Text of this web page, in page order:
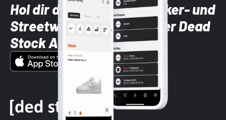
Hol dir die neuesten Sneaker- und
Streetwear-Brands mit der Dead
Stock App